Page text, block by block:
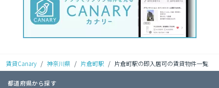
賃貸Canary / 神奈川県 / 片倉町駅 / 片倉町駅の即入居可の賃貸物件一覧
都道府県から探す